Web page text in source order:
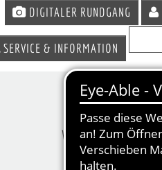
DIGITALER RUNDGANG
SERVICE & INFORMATION
WIRTSCHAFT &
STANDORT